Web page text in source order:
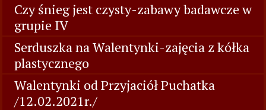
Czy śnieg jest czysty-zabawy badawcze w
grupie IV
Serduszka na Walentynki-zajęcia z kółka
plastycznego
Walentynki od Przyjaciół Puchatka
/12.02.2021r./